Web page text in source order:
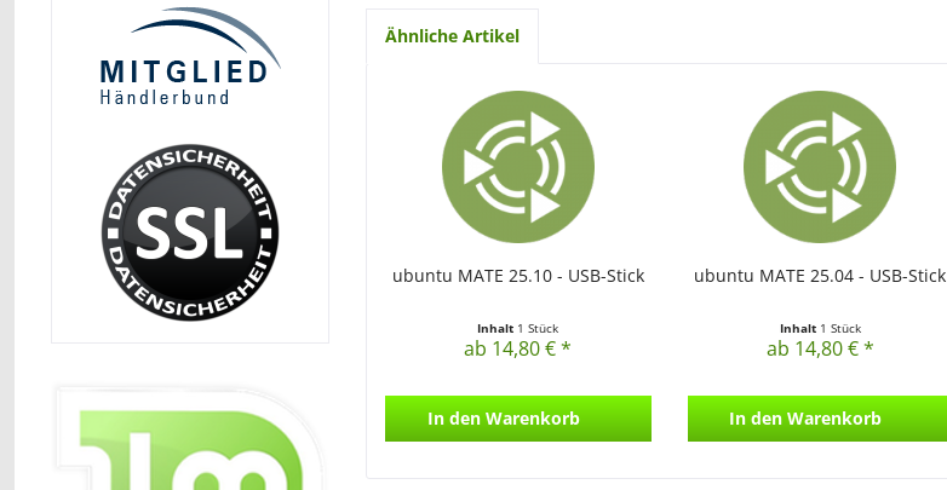
Ähnliche Artikel
ubuntu MATE 25.10 - USB-Stick
Inhalt 1 Stück
ab 14,80 € *
In den Warenkorb
ubuntu MATE 25.04 - USB-Stick
Inhalt 1 Stück
ab 14,80 € *
In den Warenkorb